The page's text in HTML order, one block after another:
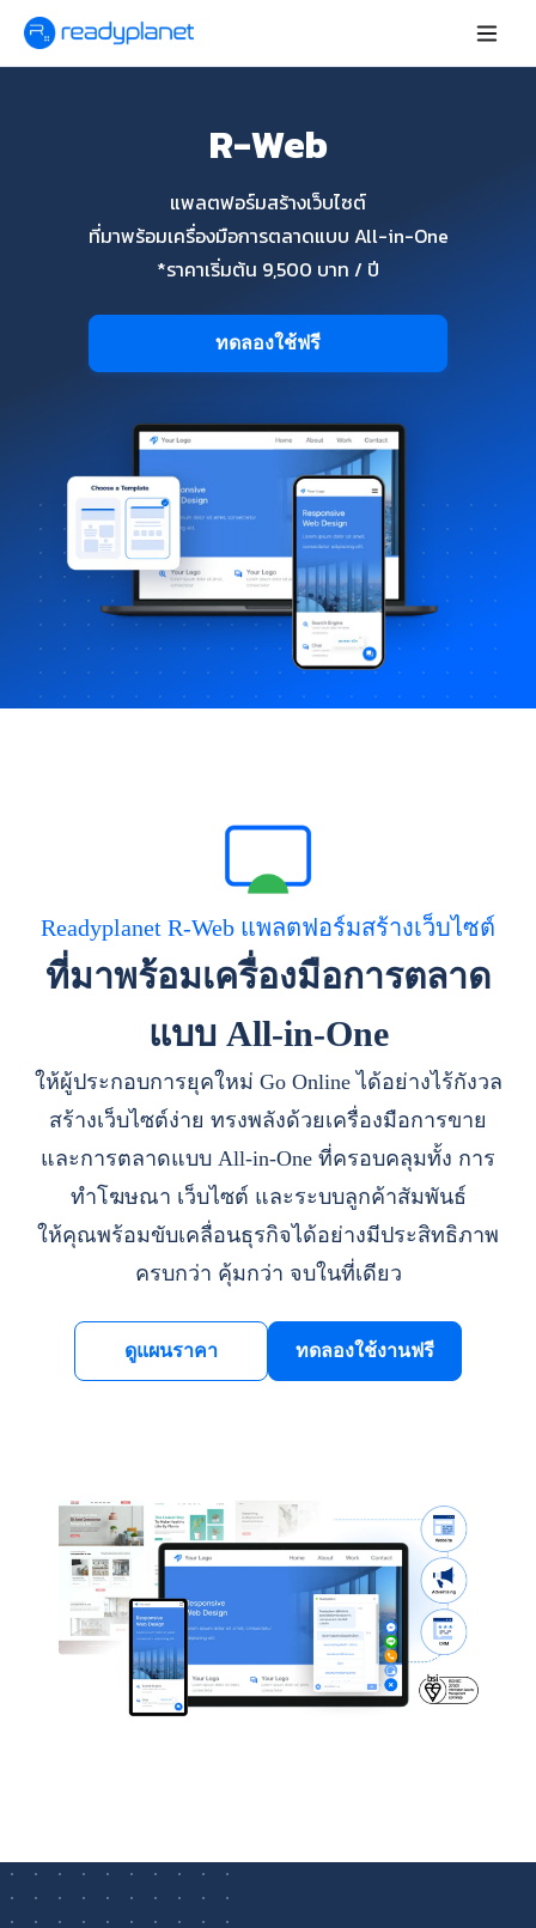
R-Web
แพลตฟอร์มสร้างเว็บไซต์
ที่มาพร้อมเครื่องมือการตลาดแบบ All-in-One
*ราคาเริ่มต้น 9,500 บาท / ปี
ทดลองใช้ฟรี
Readyplanet R-Web แพลตฟอร์มสร้างเว็บไซต์
ที่มาพร้อมเครื่องมือการตลาด
แบบ All-in-One
ให้ผู้ประกอบการยุคใหม่ Go Online ได้อย่างไร้กังวล
สร้างเว็บไซต์ง่าย ทรงพลังด้วยเครื่องมือการขาย
และการตลาดแบบ All-in-One ที่ครอบคลุมทั้ง การ
ทำโฆษณา เว็บไซต์ และระบบลูกค้าสัมพันธ์
ให้คุณพร้อมขับเคลื่อนธุรกิจได้อย่างมีประสิทธิภาพ
ครบกว่า คุ้มกว่า จบในที่เดียว
ดูแผนราคา ทดลองใช้งานฟรี